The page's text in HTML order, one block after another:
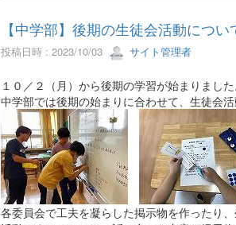
【中学部】後期の生徒会活動につい
投稿日時 : 2023/10/03 サイト管理者
１０／２（月）から後期の学習が始まりました
中学部では後期の始まりに合わせて、生徒会
各委員会で工夫を凝らした掲示物を作ったり